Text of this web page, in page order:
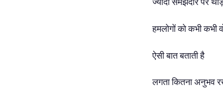
हमलोगों को कभी कभी
ऐसी बात बताती है
लगता कितना अनुभव